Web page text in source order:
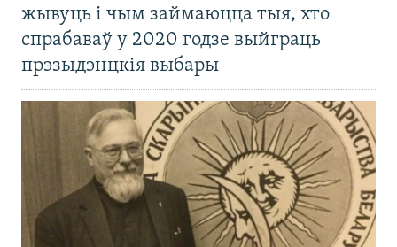
жывуць і чым займаюцца тыя, хто
спрабаваў у 2020 годзе выйграць
прэзыдэнцкія выбары